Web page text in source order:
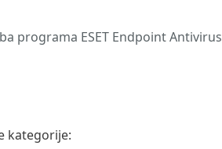
programa ESET Endpoint Antivirus
kategorije: